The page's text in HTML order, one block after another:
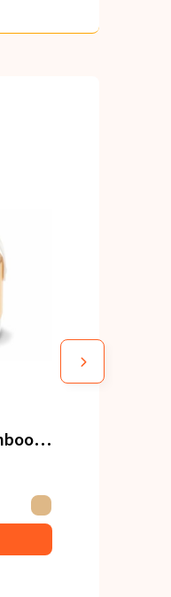
Wireless speaker bamboo 3W